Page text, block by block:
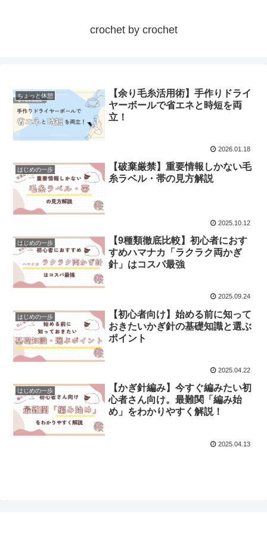
crochet by crochet
ちょっと休憩
【余り毛糸活用術】手作りドライ
ヤーボールで省エネと時短を両
立！
2026.01.18
はじめの一歩
【破棄厳禁】重要情報しかない毛
糸ラベル・帯の見方解説
2025.10.12
はじめの一歩
【9種類徹底比較】初心者におす
すめハマナカ「ラクラク両かぎ
針」はコスパ最強
2025.09.24
はじめの一歩
【初心者向け】始める前に知って
おきたいかぎ針の基礎知識と選ぶ
ポイント
2025.04.22
はじめの一歩
【かぎ針編み】今すぐ編みたい初
心者さん向け。最難関「編み始
め」をわかりやすく解説！
2025.04.13